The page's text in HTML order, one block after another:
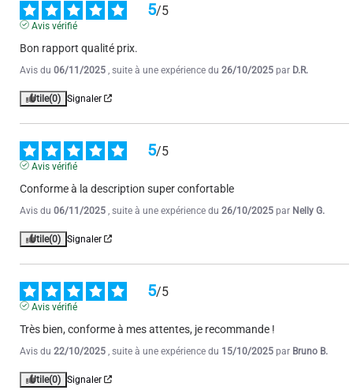
5/5
Avis vérifié
Bon rapport qualité prix.
Avis du 06/11/2025 , suite à une expérience du 26/10/2025 par D.R.
Utile(0) Signaler
5/5
Avis vérifié
Conforme à la description super confortable
Avis du 06/11/2025 , suite à une expérience du 26/10/2025 par Nelly G.
Utile(0) Signaler
5/5
Avis vérifié
Très bien, conforme à mes attentes, je recommande !
Avis du 22/10/2025 , suite à une expérience du 15/10/2025 par Bruno B.
Utile(0) Signaler